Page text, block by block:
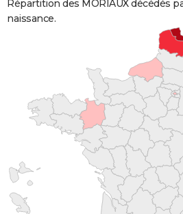
Répartition des MORIAUX décédés
naissance.